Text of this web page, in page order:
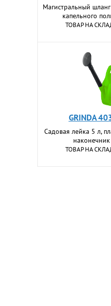
Магистральный
капельного
ТОВАР НА
GRINDA
Садовая лейка 5 л,
ТОВАР НА